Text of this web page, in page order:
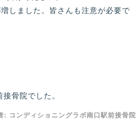
しました。皆さんも注意が必要で
骨院でした。
: コンディショニングラボ南口駅前接骨院